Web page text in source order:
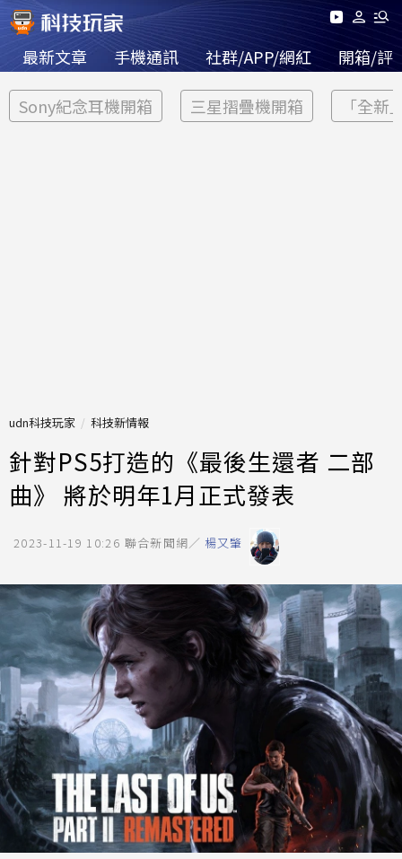
最新文章 手機通訊 社群/APP/網紅 開箱/評
Sony紀念耳機開箱 三星摺疊機開箱 「全新
udn科技玩家 科技新情報
針對PS5打造的《最後生還者 二部
曲》 將於明年1月正式發表
2023-11-19 10:26 聯合新聞網／ 楊又肇